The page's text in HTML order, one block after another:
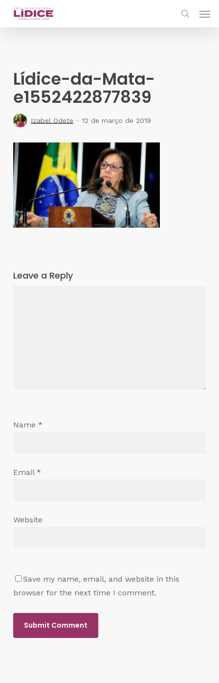
Skip
Lídice-da-Mata-
e1552422877839
Izabel Odete 12 de março de 2019
Leave a Reply
Name *
Email *
Website
Save my name, email, and website in this
browser for the next time I comment.